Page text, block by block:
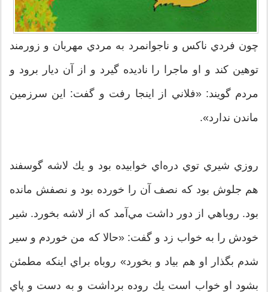
چون فردي ناكس و ناجوانمرد به مردي مهربان و زورمند
توهين كند و او ماجرا را ناديده گيرد و از آن ديار برود و
مردم گويند: «فلاني از اينجا رفت و گفت: اين سرزمين
ماندن ندارد».
روزي شيري توي دره‌اي خوابيده بود و يك لاشه گوسفند
هم جلوش بود كه نصف آن را خورده بود و نصفش مانده
بود. روباهي از دور داشت مي‌آمد كه از لاشه بخورد. شير
خودش را به خواب زد و گفت: «حالا كه من خوردم و سير
شدم بگذار او هم بياد و بخورد» روباه براي اينكه مطمئن
بشود او خواب است يك روده برداشت و به دست و پاي